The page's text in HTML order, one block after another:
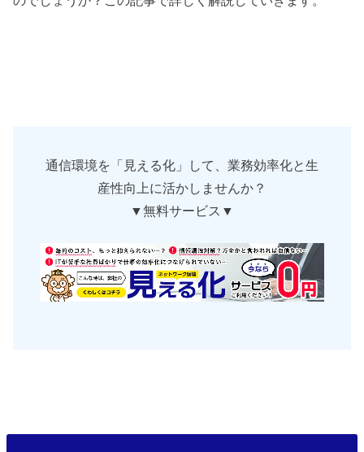
通信環境を「見える化」して、業務効率化と生
産性向上に活かしませんか？
▼無料サービス▼